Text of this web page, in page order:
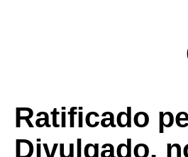
Ratificado
Divulgado,